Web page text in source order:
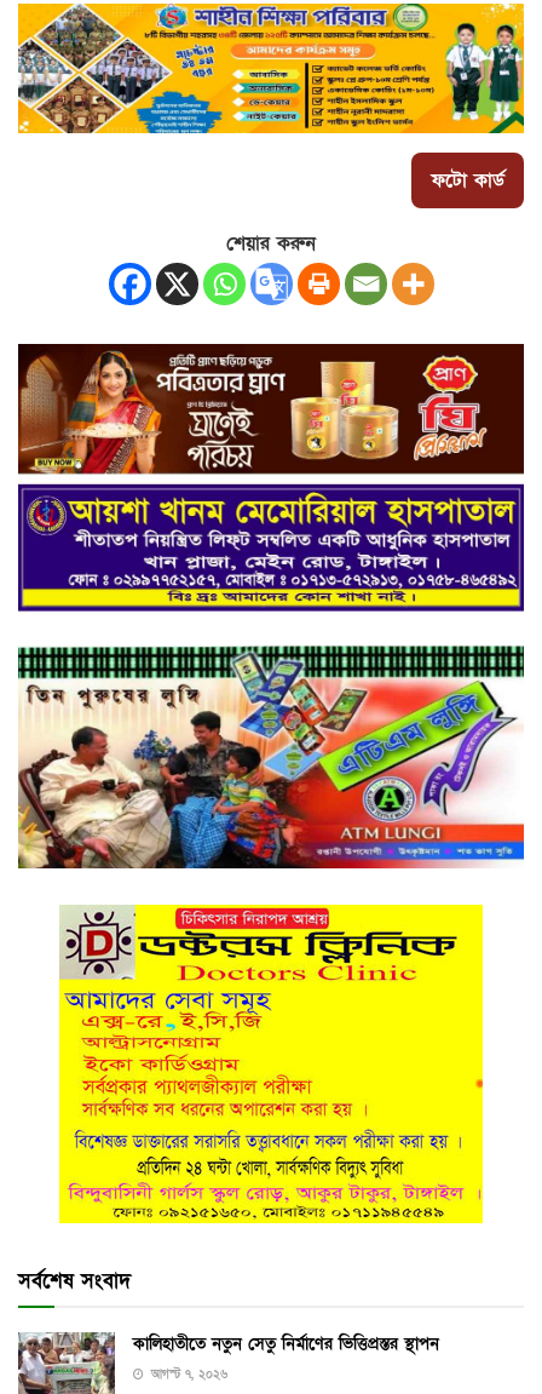
ফটো কার্ড
শেয়ার করুন
সর্বশেষ সংবাদ
কালিহাতীতে নতুন সেতু নির্মাণের ভিত্তিপ্রস্তর স্থাপন
আগস্ট ৭, ২০২৬